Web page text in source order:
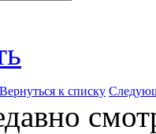
Вернуться к списку